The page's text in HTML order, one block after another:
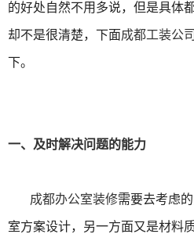
的好处自然不用多说，但是具体
却不是很清楚，下面成都工装公司
下。
一、及时解决问题的能力
成都办公室装修需要去考虑
室方案设计，另一方面又是材料